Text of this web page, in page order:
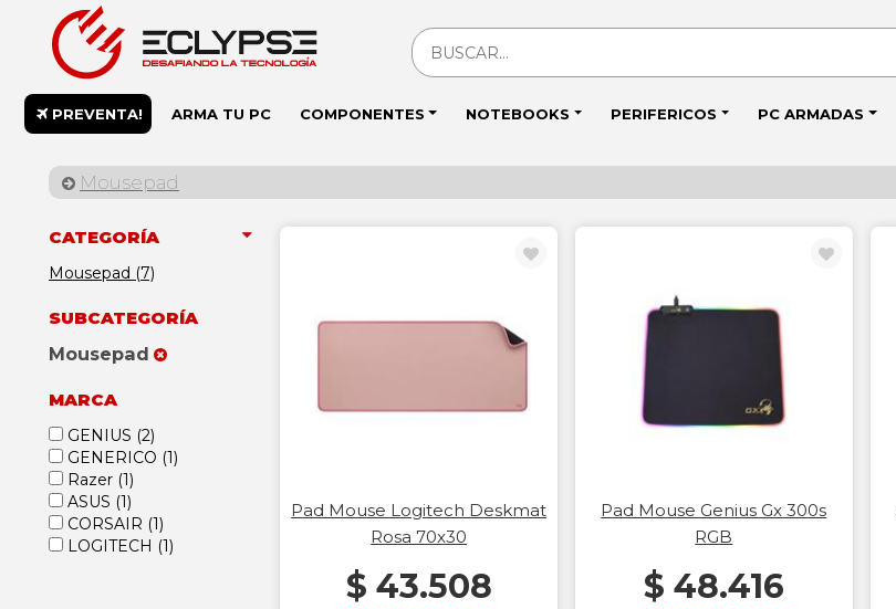
PREVENTA! ARMA TU PC COMPONENTES NOTEBOOKS PERIFERICOS PC ARMADAS
Mousepad
CATEGORÍA
Mousepad (7)
SUBCATEGORÍA
Mousepad
MARCA
GENIUS (2)
GENERICO (1)
Razer (1)
ASUS (1)
CORSAIR (1)
LOGITECH (1)
Pad Mouse Logitech Deskmat
Rosa 70x30
$ 43.508
Pad Mouse Genius Gx 300s
RGB
$ 48.416